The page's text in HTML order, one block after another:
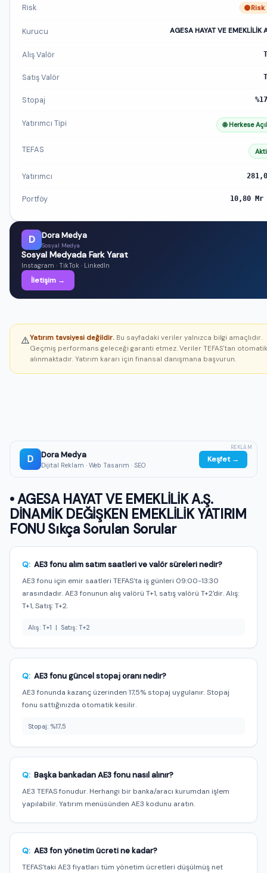
Risk Risk
Kurucu AGESA HAYAT VE EMEKLİLİK
Alış Valör
Satış Valör
Stopaj
Yatırımcı Tipi 🌐 Herkese
TEFAS
Yatırımcı
Portföy 10,80 Mr
D Dora Medya
Sosyal Medya
Sosyal Medyada Fark Yarat
Instagram · TikTok · LinkedIn
İletişim →
⚠️Yatırım tavsiyesi değildir. Bu sayfadaki veriler yalnızca bilgi amaçlıdır.
Geçmiş performans geleceği garanti etmez. Veriler TEFAS'tan otomatik
alınmaktadır. Yatırım kararı için finansal danışmana başvurun.
D Dora Medya
Dijital Reklam · Web Tasarım · SEO
Keşfet →
REKLAM
• AGESA HAYAT VE EMEKLİLİK A.Ş.
DİNAMİK DEĞİŞKEN EMEKLİLİK YATIRIM
FONU Sıkça Sorulan Sorular
Q: AE3 fonu alım satım saatleri ve valör süreleri nedir?
AE3 fonu için emir saatleri TEFAS'ta iş günleri 09:00-13:30
arasındadır. AE3 fonunun alış valörü T+1, satış valörü T+2'dir. Alış:
T+1, Satış: T+2.
Alış: T+1 | Satış: T+2
Q: AE3 fonu güncel stopaj oranı nedir?
AE3 fonunda kazanç üzerinden 17,5% stopaj uygulanır. Stopaj
fonu sattığınızda otomatik kesilir.
Stopaj: %17,5
Q: Başka bankadan AE3 fonu nasıl alınır?
AE3 TEFAS fonudur. Herhangi bir banka/aracı kurumdan işlem
yapılabilir. Yatırım menüsünden AE3 kodunu aratın.
Q: AE3 fon yönetim ücreti ne kadar?
TEFAS'taki AE3 fiyatları tüm yönetim ücretleri düşülmüş net